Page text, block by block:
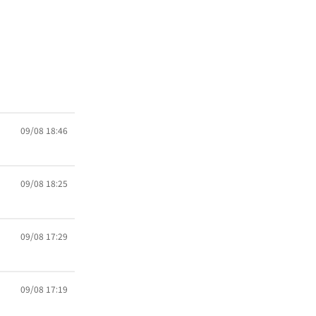
09/08 18:46
09/08 18:25
09/08 17:29
09/08 17:19